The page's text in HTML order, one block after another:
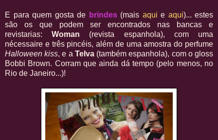
E para quem gosta de brindes (mais aqui e aqui)... estes
são os que podem ser encontrados nas bancas e
revistarias:Woman (revista espanhola), com uma
nécessaire e três pincéis, além de uma amostra do perfume
Halloween kiss, e a Telva(também espanhola), com o gloss
Bobbi Brown. Corram que ainda dá tempo (pelo menos, no
Rio de Janeiro...)!